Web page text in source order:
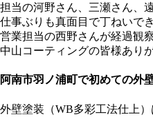
担当の河野さん、三瀬さん、
仕事ぶりも真面目で丁ねいで
営業担当の西野さんが経過観
中山コーティングの皆様あり
阿南市羽ノ浦町で初めての外
外壁塗装（WB多彩工法仕上